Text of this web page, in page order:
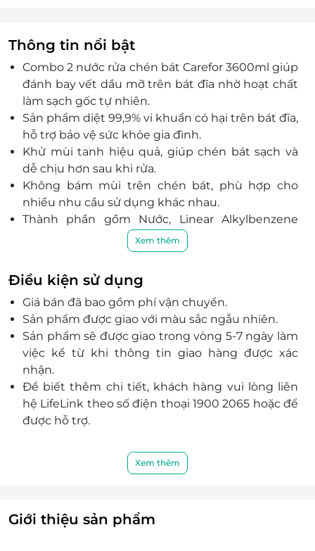
Thông tin nổi bật
Combo 2 nước rửa chén bát Carefor 3600ml giúp
đánh bay vết dầu mỡ trên bát đĩa nhờ hoạt chất
làm sạch gốc tự nhiên.
Sản phẩm diệt 99,9% vi khuẩn có hại trên bát đĩa,
hỗ trợ bảo vệ sức khỏe gia đình.
Khử mùi tanh hiệu quả, giúp chén bát sạch và
dễ chịu hơn sau khi rửa.
Không bám mùi trên chén bát, phù hợp cho
nhiều nhu cầu sử dụng khác nhau.
Thành phần gồm Nước, Linear Alkylbenzene
Sulfonate, Sodium Lauryl Ether Sulfate, Sodium
Salt, Decyl Glucoside.
Có 2 lựa chọn mùi hương: Không mùi và Hương
Quế.
Thương hiệu Carefor, xuất xứ Việt Nam, dung
tích mỗi can 3600ml.
Xem thêm
Điều kiện sử dụng
Giá bán đã bao gồm phí vận chuyển.
Sản phẩm được giao với màu sắc ngẫu nhiên.
Sản phẩm sẽ được giao trong vòng 5-7 ngày làm
việc kể từ khi thông tin giao hàng được xác
nhận.
Để biết thêm chi tiết, khách hàng vui lòng liên
hệ LifeLink theo số điện thoại 1900 2065 hoặc để
được hỗ trợ.
Xem thêm
Giới thiệu sản phẩm